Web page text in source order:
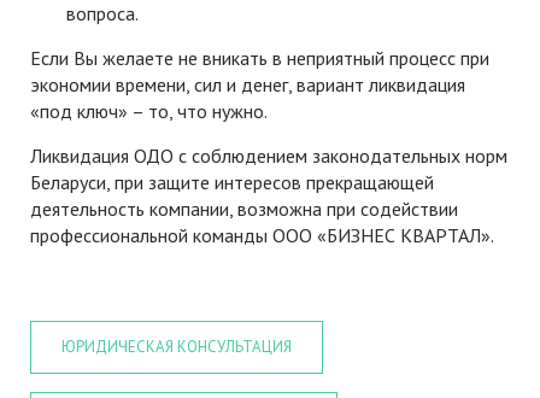
вопроса.
Если Вы желаете не вникать в неприятный процесс при
экономии времени, сил и денег, вариант ликвидация
«под ключ» – то, что нужно.
Ликвидация ОДО с соблюдением законодательных норм
Беларуси, при защите интересов прекращающей
деятельность компании, возможна при содействии
профессиональной команды ООО «БИЗНЕС КВАРТАЛ».
ЮРИДИЧЕСКАЯ КОНСУЛЬТАЦИЯ